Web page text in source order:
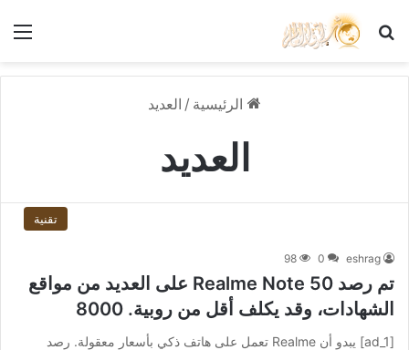
بحث عن
الرئيسية / العديد
العديد
تقنية
eshrag
0
98
تم رصد Realme Note 50 على العديد من مواقع
الشهادات، وقد يكلف أقل من روبية. 8000
[ad_1] يبدو أن Realme تعمل على هاتف ذكي بأسعار معقولة. رصد